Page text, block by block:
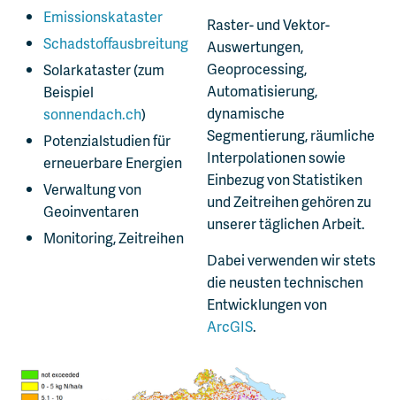
Emissionskataster
Schadstoffausbreitung
Solarkataster (zum
Beispiel
sonnendach.ch)
Potenzialstudien für
erneuerbare Energien
Verwaltung von
Geoinventaren
Monitoring, Zeitreihen
Raster- und Vektor-
Auswertungen,
Geoprocessing,
Automatisierung,
dynamische
Segmentierung, räumliche
Interpolationen sowie
Einbezug von Statistiken
und Zeitreihen gehören zu
unserer täglichen Arbeit.
Dabei verwenden wir stets
die neusten technischen
Entwicklungen von
ArcGIS.